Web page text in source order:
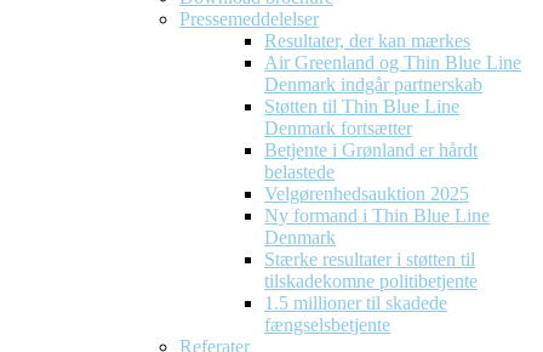
Pressemeddelelser
Resultater, der kan mærkes
Air Greenland og Thin Blue Line
Denmark indgår partnerskab
Støtten til Thin Blue Line
Denmark fortsætter
Betjente i Grønland er hårdt
belastede
Velgørenhedsauktion 2025
Ny formand i Thin Blue Line
Denmark
Stærke resultater i støtten til
tilskadekomne politibetjente
1.5 millioner til skadede
fængselsbetjente
Referater